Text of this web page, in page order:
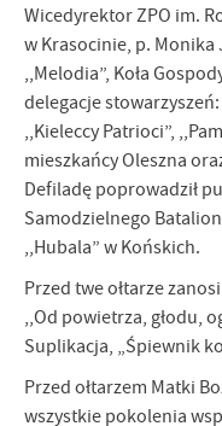
Wicedyrektor ZPO im.
w Krasocinie, p. Monika
,,Melodia”, Koła
delegacje
,,Kieleccy Patrioci”,
mieszkańcy Oleszna
Defiladę poprowadził
Samodzielnego
,,Hubala” w Końskich.
Przed twe ołtarze
,,Od powietrza, głodu,
Suplikacja, „Śpiewnik
Przed ołtarzem Matki
wszystkie pokolenia